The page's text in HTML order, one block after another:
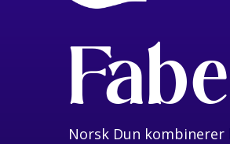
Norsk Dun